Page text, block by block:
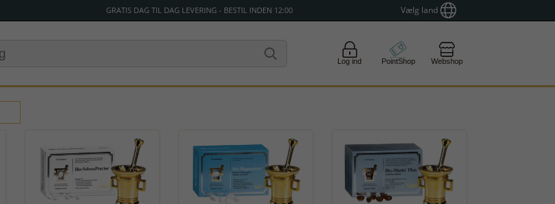
GRATIS DAG TIL DAG LEVERING - BESTIL INDEN 12:00 Vælg land
Log ind PointShop Webshop